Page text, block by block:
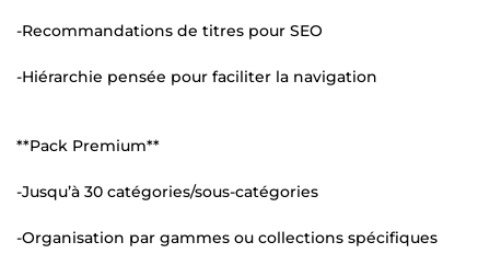
-Recommandations de titres pour SEO
-Hiérarchie pensée pour faciliter la navigation
**Pack Premium**
-Jusqu’à 30 catégories/sous-catégories
-Organisation par gammes ou collections spécifiques